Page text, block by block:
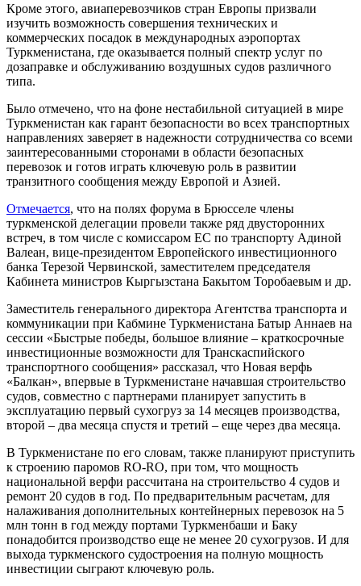
Кроме этого, авиаперевозчиков стран Европы призвали
изучить возможность совершения технических и
коммерческих посадок в международных аэропортах
Туркменистана, где оказывается полный спектр услуг по
дозаправке и обслуживанию воздушных судов различного
типа.
Было отмечено, что на фоне нестабильной ситуацией в мире
Туркменистан как гарант безопасности во всех транспортных
направлениях заверяет в надежности сотрудничества со всеми
заинтересованными сторонами в области безопасных
перевозок и готов играть ключевую роль в развитии
транзитного сообщения между Европой и Азией.
Отмечается, что на полях форума в Брюсселе члены
туркменской делегации провели также ряд двусторонних
встреч, в том числе с комиссаром ЕС по транспорту Адиной
Валеан, вице-президентом Европейского инвестиционного
банка Терезой Червинской, заместителем председателя
Кабинета министров Кыргызстана Бакытом Торобаевым и др.
Заместитель генерального директора Агентства транспорта и
коммуникации при Кабмине Туркменистана Батыр Аннаев на
сессии «Быстрые победы, большое влияние – краткосрочные
инвестиционные возможности для Транскаспийского
транспортного сообщения» рассказал, что Новая верфь
«Балкан», впервые в Туркменистане начавшая строительство
судов, совместно с партнерами планирует запустить в
эксплуатацию первый сухогруз за 14 месяцев производства,
второй – два месяца спустя и третий – еще через два месяца.
В Туркменистане по его словам, также планируют приступить
к строению паромов RO-RO, при том, что мощность
национальной верфи рассчитана на строительство 4 судов и
ремонт 20 судов в год. По предварительным расчетам, для
налаживания дополнительных контейнерных перевозок на 5
млн тонн в год между портами Туркменбаши и Баку
понадобится производство еще не менее 20 сухогрузов. И для
выхода туркменского судостроения на полную мощность
инвестиции сыграют ключевую роль.